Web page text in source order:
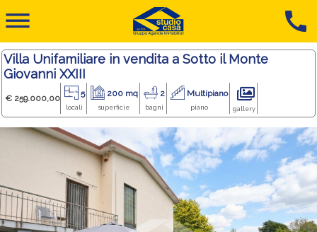
dehaze call
Villa Unifamiliare in vendita a Sotto il Monte
Giovanni XXIII
€ 259.000,00 5
locali
200 mq
superficie
2
bagni
Multipiano
piano gallery